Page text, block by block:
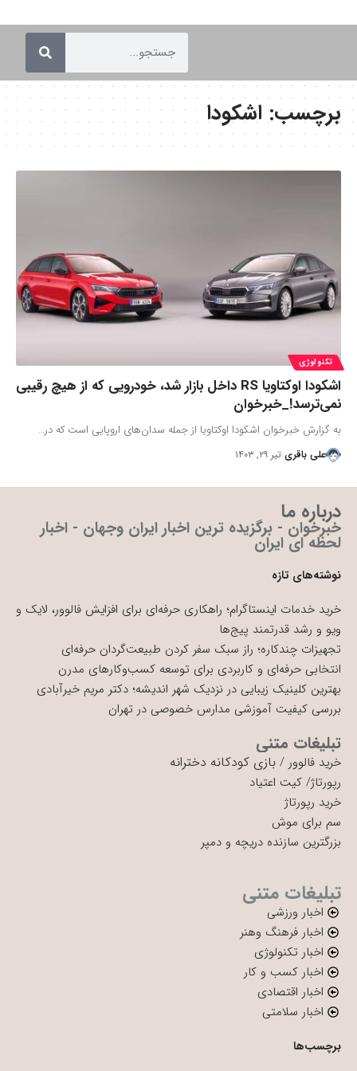
برچسب:اشکودا
تکنولوژی
اشکودا اوکتاویا RS داخل بازار شد، خودرویی که از هیچ رقیبی
نمی‌ترسد!_خبرخوان
به گزارش خبرخوان اشکودا اوکتاویا از جمله سدان‌های اروپایی است که در…
علی باقری تیر ۲۹, ۱۴۰۳
درباره ما
خبرخوان - برگزیده ترین اخبار ایران وجهان - اخبار
لحظه ای ایران
نوشته‌های تازه
خرید خدمات اینستاگرام؛ راهکاری حرفه‌ای برای افزایش فالوور، لایک و
ویو و رشد قدرتمند پیج‌ها
تجهیزات چندکاره؛ راز سبک سفر کردن طبیعت‌گردان حرفه‌ای
انتخابی حرفه‌ای و کاربردی برای توسعه کسب‌وکارهای مدرن
بهترین کلینیک زیبایی در نزدیک شهر اندیشه؛ دکتر مریم خیرآبادی
بررسی کیفیت آموزشی مدارس خصوصی در تهران
تبلیغات متنی
خرید فالوور / بازی کودکانه دخترانه
رپورتاژ/ کیت اعتیاد
خرید رپورتاژ
سم برای موش
بزرگترین سازنده دریچه و دمپر
تبلیغات متنی
اخبار ورزشی
اخبار فرهنگ وهنر
اخبار تکنولوژی
اخبار کسب و کار
اخبار اقتصادی
اخبار سلامتی
برچسب‌ها